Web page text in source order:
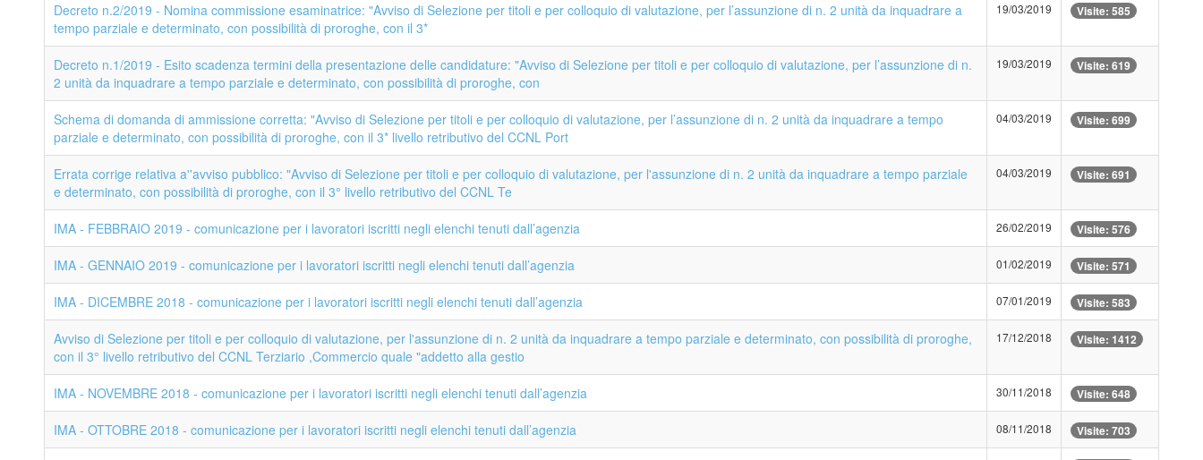
Decreto n.2/2019 - Nomina commissione esaminatrice: "Avviso di Selezione per titoli e per colloquio di valutazione, per l’assunzione di n. 2 unità da inquadrare a
tempo parziale e determinato, con possibilità di proroghe, con il 3*
19/03/2019 Visite: 585
Decreto n.1/2019 - Esito scadenza termini della presentazione delle candidature: "Avviso di Selezione per titoli e per colloquio di valutazione, per l’assunzione di n.
2 unità da inquadrare a tempo parziale e determinato, con possibilità di proroghe, con
19/03/2019 Visite: 619
Schema di domanda di ammissione corretta: "Avviso di Selezione per titoli e per colloquio di valutazione, per l’assunzione di n. 2 unità da inquadrare a tempo
parziale e determinato, con possibilità di proroghe, con il 3* livello retributivo del CCNL Port
04/03/2019 Visite: 699
Errata corrige relativa a''avviso pubblico: "Avviso di Selezione per titoli e per colloquio di valutazione, per l'assunzione di n. 2 unità da inquadrare a tempo parziale
e determinato, con possibilità di proroghe, con il 3° livello retributivo del CCNL Te
04/03/2019 Visite: 691
IMA - FEBBRAIO 2019 - comunicazione per i lavoratori iscritti negli elenchi tenuti dall’agenzia 26/02/2019 Visite: 576
IMA - GENNAIO 2019 - comunicazione per i lavoratori iscritti negli elenchi tenuti dall’agenzia 01/02/2019 Visite: 571
IMA - DICEMBRE 2018 - comunicazione per i lavoratori iscritti negli elenchi tenuti dall’agenzia 07/01/2019 Visite: 583
Avviso di Selezione per titoli e per colloquio di valutazione, per l'assunzione di n. 2 unità da inquadrare a tempo parziale e determinato, con possibilità di proroghe,
con il 3° livello retributivo del CCNL Terziario ,Commercio quale "addetto alla gestio
17/12/2018 Visite: 1412
IMA - NOVEMBRE 2018 - comunicazione per i lavoratori iscritti negli elenchi tenuti dall’agenzia 30/11/2018 Visite: 648
IMA - OTTOBRE 2018 - comunicazione per i lavoratori iscritti negli elenchi tenuti dall’agenzia 08/11/2018 Visite: 703